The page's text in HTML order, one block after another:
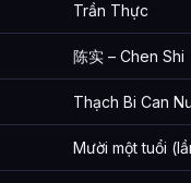
Trần Thực
陈实 – Chen Shi
Thạch Bi Can
Mười một tuổi